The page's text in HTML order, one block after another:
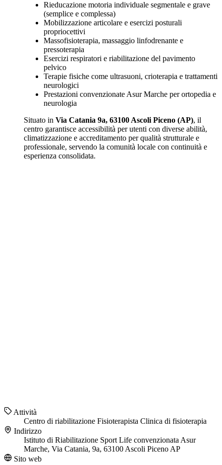
Rieducazione motoria individuale segmentale e grave
(semplice e complessa)
Mobilizzazione articolare e esercizi posturali
propriocettivi
Massofisioterapia, massaggio linfodrenante e
pressoterapia
Esercizi respiratori e riabilitazione del pavimento
pelvico
Terapie fisiche come ultrasuoni, crioterapia e trattamenti
neurologici
Prestazioni convenzionate Asur Marche per ortopedia e
neurologia
Situato in Via Catania 9a, 63100 Ascoli Piceno (AP), il
centro garantisce accessibilità per utenti con diverse abilità,
climatizzazione e accreditamento per qualità strutturale e
professionale, servendo la comunità locale con continuità e
esperienza consolidata.
Attività
Centro di riabilitazione Fisioterapista Clinica di fisioterapia
Indirizzo
Istituto di Riabilitazione Sport Life convenzionata Asur
Marche, Via Catania, 9a, 63100 Ascoli Piceno AP
Sito web